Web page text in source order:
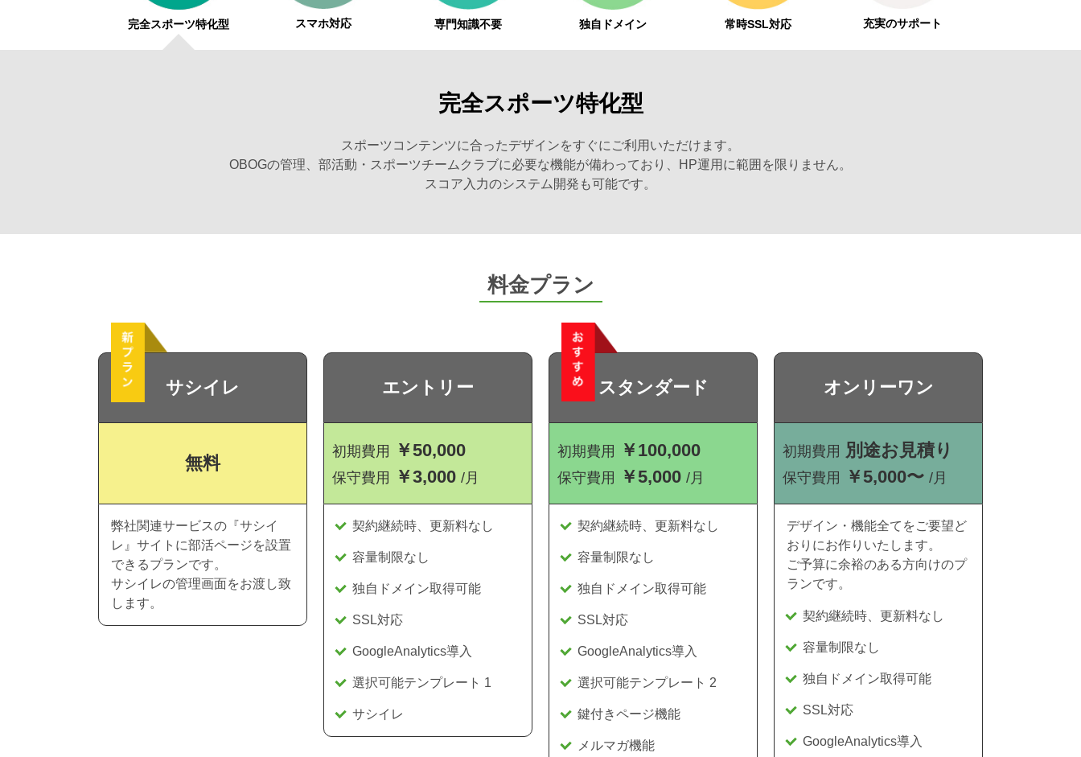
完全スポーツ特化型 スマホ対応 専門知識不要 独自ドメイン 常時SSL対応 充実のサポート
完全スポーツ特化型
スポーツコンテンツに合ったデザインをすぐにご利用いただけます。
OBOGの管理、部活動・スポーツチームクラブに必要な機能が備わっており、HP運用に範囲を限りません。
スコア入力のシステム開発も可能です。
料金プラン
サシイレ
無料
弊社関連サービスの『サシイ
レ』サイトに部活ページを設置
できるプランです。
サシイレの管理画面をお渡し致
します。
エントリー
初期費用 ￥50,000
保守費用 ￥3,000 /月
契約継続時、更新料なし
容量制限なし
独自ドメイン取得可能
SSL対応
GoogleAnalytics導入
選択可能テンプレート 1
サシイレ
スタンダード
初期費用 ￥100,000
保守費用 ￥5,000 /月
契約継続時、更新料なし
容量制限なし
独自ドメイン取得可能
SSL対応
GoogleAnalytics導入
選択可能テンプレート 2
鍵付きページ機能
メルマガ機能
オンリーワン
初期費用 別途お見積り
保守費用 ￥5,000〜 /月
デザイン・機能全てをご要望ど
おりにお作りいたします。
ご予算に余裕のある方向けのプ
ランです。
契約継続時、更新料なし
容量制限なし
独自ドメイン取得可能
SSL対応
GoogleAnalytics導入